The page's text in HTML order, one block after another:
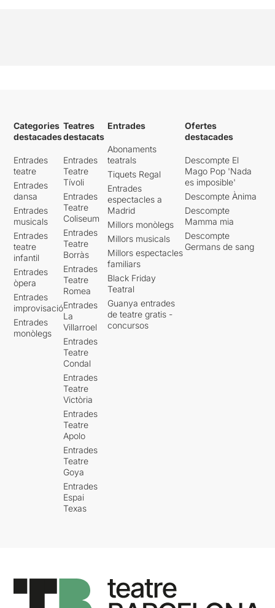
Categories
destacades
Entrades
teatre
Entrades
dansa
Entrades
musicals
Entrades
teatre
infantil
Entrades
òpera
Entrades
improvisació
Entrades
monòlegs
Teatres
destacats
Entrades
Teatre
Tívoli
Entrades
Teatre
Coliseum
Entrades
Teatre
Borràs
Entrades
Teatre
Romea
Entrades
La
Villarroel
Entrades
Teatre
Condal
Entrades
Teatre
Victòria
Entrades
Teatre
Apolo
Entrades
Teatre
Goya
Entrades
Espai
Texas
Entrades
Abonaments
teatrals
Tiquets Regal
Entrades
espectacles a
Madrid
Millors monòlegs
Millors musicals
Millors espectacles
familiars
Black Friday
Teatral
Guanya entrades
de teatre gratis -
concursos
Ofertes
destacades
Descompte El
Mago Pop 'Nada
es imposible'
Descompte Ànima
Descompte
Mamma mia
Descompte
Germans de sang